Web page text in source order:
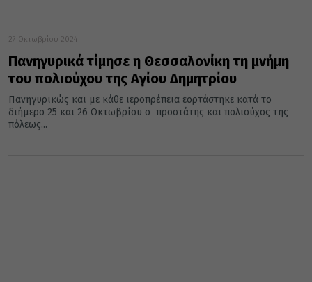
27 Οκτωβρίου 2024
Πανηγυρικά τίμησε η Θεσσαλονίκη τη μνήμη
του πολιούχου της Αγίου Δημητρίου
Πανηγυρικώς και με κάθε ιεροπρέπεια εορτάστηκε κατά το
διήμερο 25 και 26 Οκτωβρίου ο προστάτης και πολιούχος της
πόλεως...